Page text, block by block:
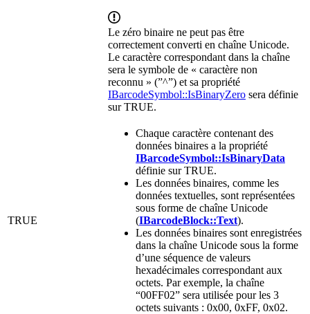
Le zéro binaire ne peut pas être
correctement converti en chaîne Unicode.
Le caractère correspondant dans la chaîne
sera le symbole de « caractère non
reconnu » (”^”) et sa propriété
IBarcodeSymbol::IsBinaryZero sera définie
sur TRUE.
TRUE
Chaque caractère contenant des
données binaires a la propriété
IBarcodeSymbol::IsBinaryData
définie sur TRUE.
Les données binaires, comme les
données textuelles, sont représentées
sous forme de chaîne Unicode
(IBarcodeBlock::Text).
Les données binaires sont enregistrées
dans la chaîne Unicode sous la forme
d’une séquence de valeurs
hexadécimales correspondant aux
octets. Par exemple, la chaîne
“00FF02” sera utilisée pour les 3
octets suivants : 0x00, 0xFF, 0x02.